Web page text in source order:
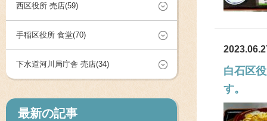
西区役所 売店(59)
手稲区役所 食堂(70)
下水道河川局庁舎 売店(34)
最新の記事
白石区
す。